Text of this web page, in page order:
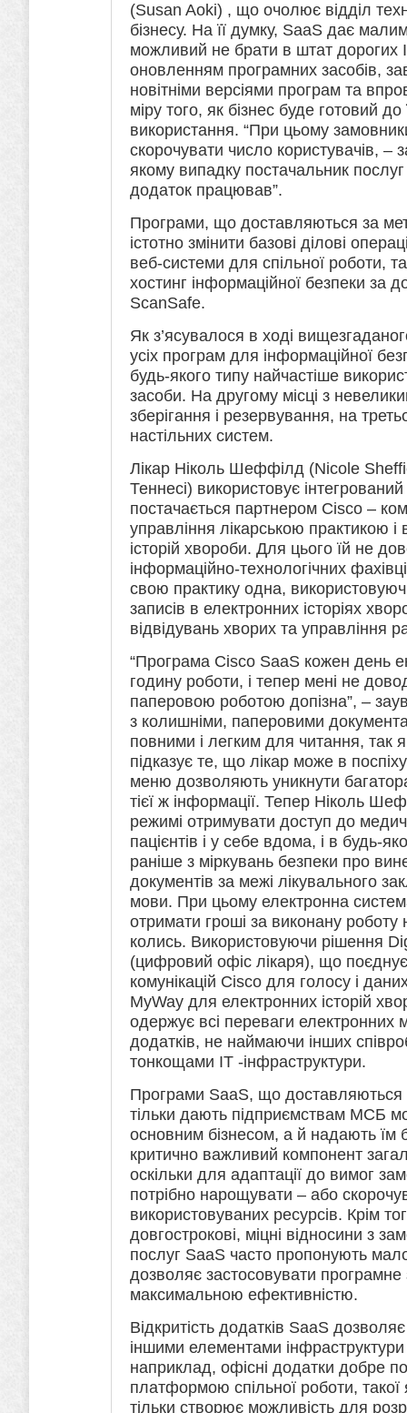
(Susan Aoki) , що очолює відділ
бізнесу. На її думку, SaaS дає
можливий не брати в штат дорогих
оновленням програмних засобів,
новітніми версіями програм та
міру того, як бізнес буде готовий
використання. “При цьому
скорочувати число користувачів, –
якому випадку постачальник
додаток працював”.
Програми, що доставляються за
істотно змінити базові ділові
веб-системи для спільної роботи,
хостинг інформаційної безпеки за
ScanSafe.
Як з’ясувалося в ході
усіх програм для інформаційної
будь-якого типу найчастіше
засоби. На другому місці з
зберігання і резервування, на
настільних систем.
Лікар Ніколь Шеффілд (Nicole
Теннесі) використовує
постачається партнером Cisco –
управління лікарською практикою
історій хвороби. Для цього їй не
інформаційно-технологічних
свою практику одна,
записів в електронних історіях
відвідувань хворих та управління
“Програма Cisco SaaS кожен день
годину роботи, і тепер мені не
паперовою роботою допізна”, –
з колишніми, паперовими
повними і легким для читання, так
підказує те, що лікар може в
меню дозволяють уникнути
тієї ж інформації. Тепер Ніколь
режимі отримувати доступ до
пацієнтів і у себе вдома, і в будь-
раніше з міркувань безпеки про
документів за межі лікувального
мови. При цьому електронна
отримати гроші за виконану роботу
колись. Використовуючи рішення
(цифровий офіс лікаря), що
комунікацій Cisco для голосу і
MyWay для електронних історій
одержує всі переваги електронних
додатків, не наймаючи інших
тонкощами ІТ -інфраструктури.
Програми SaaS, що
тільки дають підприємствам МСБ
основним бізнесом, а й надають їм
критично важливий компонент
оскільки для адаптації до вимог
потрібно нарощувати – або
використовуваних ресурсів. Крім
довгострокові, міцні відносини з
послуг SaaS часто пропонують
дозволяє застосовувати програмне
максимальною ефективністю.
Відкритість додатків SaaS
іншими елементами інфраструктури
наприклад, офісні додатки добре
платформою спільної роботи,
тільки створює можливість для